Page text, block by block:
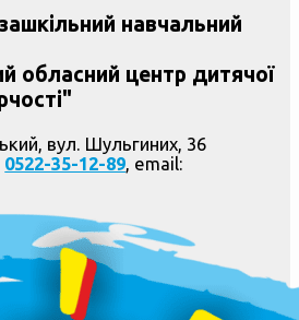
навчальний
обласний центр дитячої
вул. Шульгиних, 36
0522-35-12-89, email: